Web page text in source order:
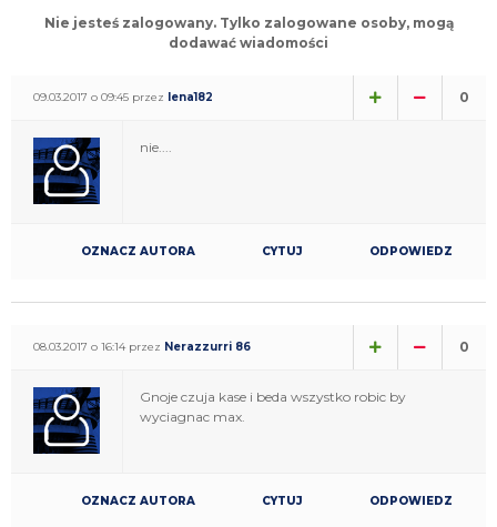
Nie jesteś zalogowany. Tylko zalogowane osoby, mogą
dodawać wiadomości
09.03.2017 o 09:45 przez lena182 0
nie....
OZNACZ AUTORA CYTUJ ODPOWIEDZ
08.03.2017 o 16:14 przez Nerazzurri 86 0
Gnoje czuja kase i beda wszystko robic by
wyciagnac max.
OZNACZ AUTORA CYTUJ ODPOWIEDZ